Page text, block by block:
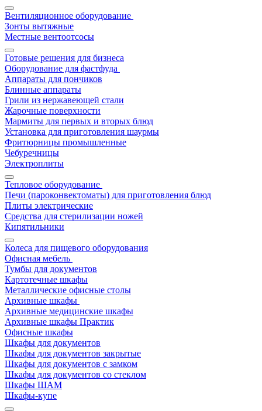
Вентиляционное оборудование
Зонты вытяжные
Местные вентоотсосы
Готовые решения для бизнеса
Оборудование для фастфуда
Аппараты для пончиков
Блинные аппараты
Грили из нержавеющей стали
Жарочные поверхности
Мармиты для первых и вторых блюд
Установка для приготовления шаурмы
Фритюрницы промышленные
Чебуречницы
Электроплиты
Тепловое оборудование
Печи (пароконвектоматы) для приготовления блюд
Плиты электрические
Средства для стерилизации ножей
Кипятильники
Колеса для пищевого оборудования
Офисная мебель
Тумбы для документов
Картотечные шкафы
Металлические офисные столы
Архивные шкафы
Архивные медицинские шкафы
Архивные шкафы Практик
Офисные шкафы
Шкафы для документов
Шкафы для документов закрытые
Шкафы для документов с замком
Шкафы для документов со стеклом
Шкафы ШАМ
Шкафы-купе